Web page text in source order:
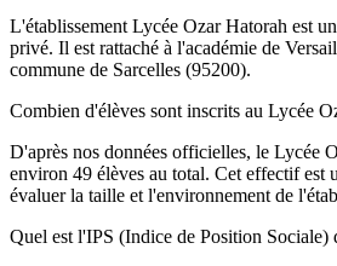
L'établissement Lycée Ozar Hatorah est
privé. Il est rattaché à l'académie de
commune de Sarcelles (95200).
Combien d'élèves sont inscrits au Lycée
D'après nos données officielles, le Lycée
environ 49 élèves au total. Cet effectif est
évaluer la taille et l'environnement de
Quel est l'IPS (Indice de Position Sociale)